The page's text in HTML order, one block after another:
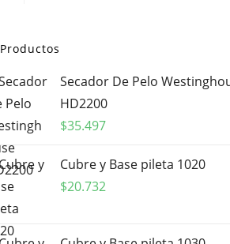
Productos
Secador De Pelo
HD2200
$35.497
Cubre y Base pileta 1020
$20.732